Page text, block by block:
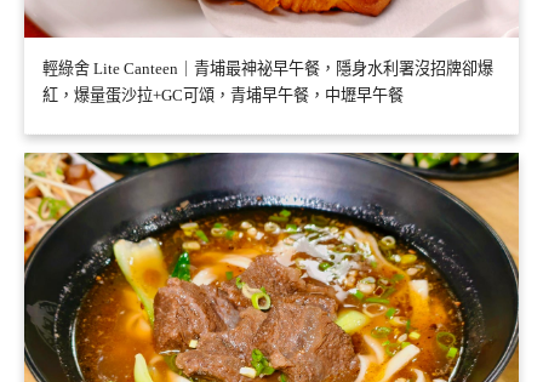
輕綠舍 Lite Canteen｜青埔最神祕早午餐，隱身水利署沒招牌卻爆
紅，爆量蛋沙拉+GC可頌，青埔早午餐，中壢早午餐